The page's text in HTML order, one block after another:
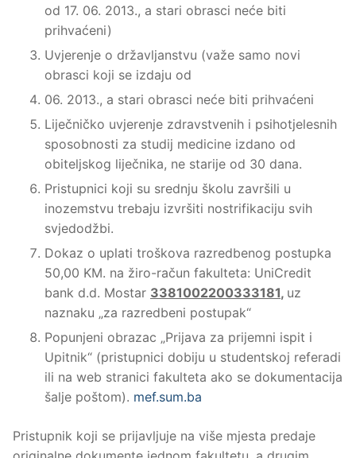
od 17. 06. 2013., a stari obrasci neće biti
prihvaćeni)
Uvjerenje o državljanstvu (važe samo novi
obrasci koji se izdaju od
06. 2013., a stari obrasci neće biti prihvaćeni
Liječničko uvjerenje zdravstvenih i psihotjelesnih
sposobnosti za studij medicine izdano od
obiteljskog liječnika, ne starije od 30 dana.
Pristupnici koji su srednju školu završili u
inozemstvu trebaju izvršiti nostrifikaciju svih
svjedodžbi.
Dokaz o uplati troškova razredbenog postupka
50,00 KM. na žiro-račun fakulteta: UniCredit
bank d.d. Mostar 3381002200333181, uz
naznaku „za razredbeni postupak“
Popunjeni obrazac „Prijava za prijemni ispit i
Upitnik“ (pristupnici dobiju u studentskoj referadi
ili na web stranici fakulteta ako se dokumentacija
šalje poštom). mef.sum.ba
Pristupnik koji se prijavljuje na više mjesta predaje